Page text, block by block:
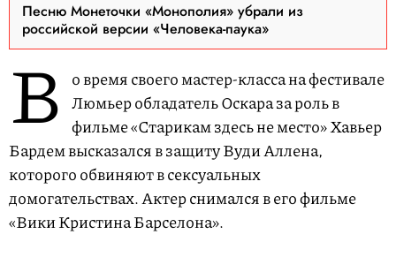
Песню Монеточки «Монополия» убрали из
российской версии «Человека-паука»
В
о время своего мастер-класса на фестивале
Люмьер обладатель Оскара за роль в
фильме «Старикам здесь не место» Хавьер
Бардем высказался в защиту Вуди Аллена,
которого обвиняют в сексуальных
домогательствах. Актер снимался в его фильме
«Вики Кристина Барселона».